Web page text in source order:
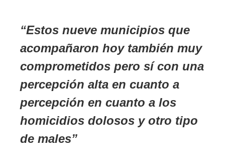
Estos nueve municipios que
acompañaron hoy también muy
comprometidos pero sí con una
percepción alta en cuanto a
percepción en cuanto a los
homicidios dolosos y otro tipo
de males